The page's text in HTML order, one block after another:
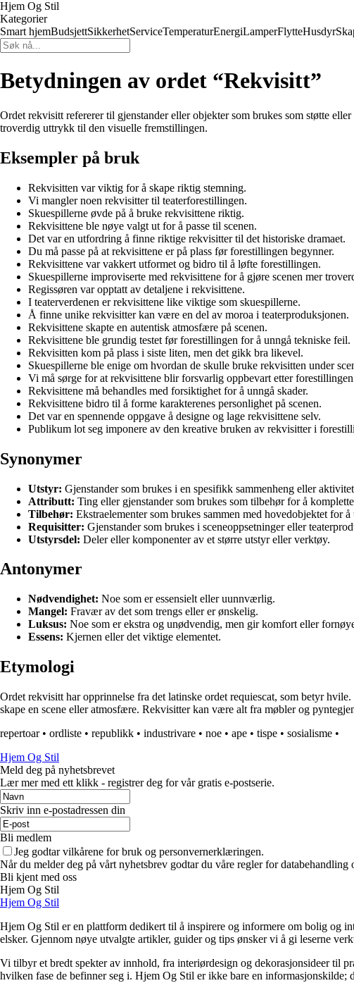
Hjem Og Stil
Kategorier
Smart hjemBudsjettSikkerhetServiceTemperaturEnergiLamperFlytteHusdyr
Betydningen av ordet “Rekvisitt”
Ordet rekvisitt refererer til gjenstander eller objekter som brukes som støtte
troverdig uttrykk til den visuelle fremstillingen.
Eksempler på bruk
Rekvisitten var viktig for å skape riktig stemning.
Vi mangler noen rekvisitter til teaterforestillingen.
Skuespillerne øvde på å bruke rekvisittene riktig.
Rekvisittene ble nøye valgt ut for å passe til scenen.
Det var en utfordring å finne riktige rekvisitter til det historiske dramaet.
Du må passe på at rekvisittene er på plass før forestillingen begynner.
Rekvisittene var vakkert utformet og bidro til å løfte forestillingen.
Skuespillerne improviserte med rekvisittene for å gjøre scenen mer
Regissøren var opptatt av detaljene i rekvisittene.
I teaterverdenen er rekvisittene like viktige som skuespillerne.
Å finne unike rekvisitter kan være en del av moroa i teaterproduksjonen.
Rekvisittene skapte en autentisk atmosfære på scenen.
Rekvisittene ble grundig testet før forestillingen for å unngå tekniske feil.
Rekvisitten kom på plass i siste liten, men det gikk bra likevel.
Skuespillerne ble enige om hvordan de skulle bruke rekvisitten under
Vi må sørge for at rekvisittene blir forsvarlig oppbevart etter
Rekvisittene må behandles med forsiktighet for å unngå skader.
Rekvisittene bidro til å forme karakterenes personlighet på scenen.
Det var en spennende oppgave å designe og lage rekvisittene selv.
Publikum lot seg imponere av den kreative bruken av rekvisitter i
Synonymer
Utstyr: Gjenstander som brukes i en spesifikk sammenheng eller
Attributt: Ting eller gjenstander som brukes som tilbehør for å
Tilbehør: Ekstraelementer som brukes sammen med hovedobjektet for
Requisitter: Gjenstander som brukes i sceneoppsetninger eller
Utstyrsdel: Deler eller komponenter av et større utstyr eller verktøy.
Antonymer
Nødvendighet: Noe som er essensielt eller uunnværlig.
Mangel: Fravær av det som trengs eller er ønskelig.
Luksus: Noe som er ekstra og unødvendig, men gir komfort eller
Essens: Kjernen eller det viktige elementet.
Etymologi
Ordet rekvisitt har opprinnelse fra det latinske ordet requiescat, som betyr
skape en scene eller atmosfære. Rekvisitter kan være alt fra møbler og
repertoar• ordliste • republikk • industrivare • noe • ape • tispe • sosialisme •
Hjem Og Stil
Meld deg på nyhetsbrevet
Lær mer med ett klikk - registrer deg for vår gratis e-postserie.
Skriv inn e-postadressen din
Bli medlem
Jeg godtar vilkårene for bruk og personvernerklæringen.
Når du melder deg på vårt nyhetsbrev godtar du våre regler for
Bli kjent med oss
Hjem Og Stil
Hjem Og Stil
Hjem Og Stil er en plattform dedikert til å inspirere og informere om bolig og
elsker. Gjennom nøye utvalgte artikler, guider og tips ønsker vi å gi leserne
Vi tilbyr et bredt spekter av innhold, fra interiørdesign og dekorasjonsideer til
hvilken fase de befinner seg i. Hjem Og Stil er ikke bare en informasjonskilde;